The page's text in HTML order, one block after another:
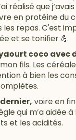
réalisé que
en protéine du
les repas. C'est
et se tonifier 💪
aourt coco avec
fils. Les
à bien les
voire en
qui m’a aidée
et les acidités.